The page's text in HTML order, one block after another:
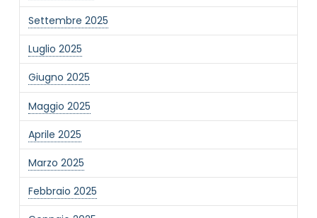
Settembre 2025
Luglio 2025
Giugno 2025
Maggio 2025
Aprile 2025
Marzo 2025
Febbraio 2025